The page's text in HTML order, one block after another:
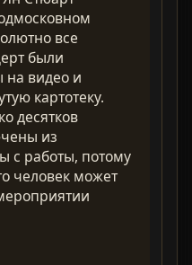
все
были
на видео и
картотеку.
десятков
из
с работы, потому
человек может